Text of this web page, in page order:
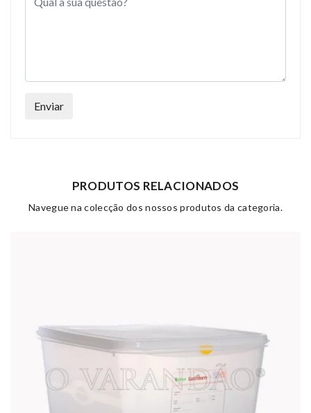
Enviar
PRODUTOS RELACIONADOS
Navegue na colecção dos nossos produtos da categoria.